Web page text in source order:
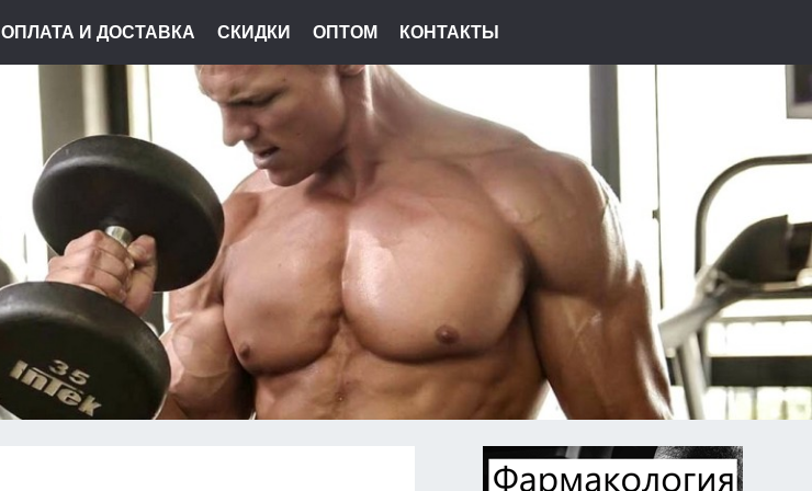
ОПЛАТА И ДОСТАВКА СКИДКИ ОПТОМ КОНТАКТЫ